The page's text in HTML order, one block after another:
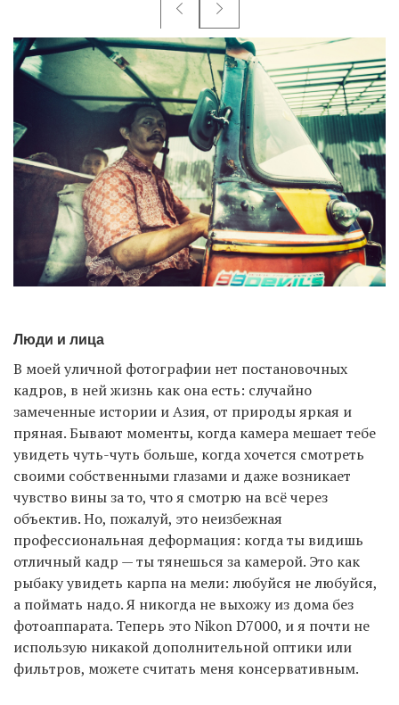
Люди и лица
В моей уличной фотографии нет постановочных
кадров, в ней жизнь как она есть: случайно
замеченные истории и Азия, от природы яркая и
пряная. Бывают моменты, когда камера мешает тебе
увидеть чуть-чуть больше, когда хочется смотреть
своими собственными глазами и даже возникает
чувство вины за то, что я смотрю на всё через
объектив. Но, пожалуй, это неизбежная
профессиональная деформация: когда ты видишь
отличный кадр — ты тянешься за камерой. Это как
рыбаку увидеть карпа на мели: любуйся не любуйся,
а поймать надо. Я никогда не выхожу из дома без
фотоаппарата. Теперь это Nikon D7000, и я почти не
использую никакой дополнительной оптики или
фильтров, можете считать меня консервативным.